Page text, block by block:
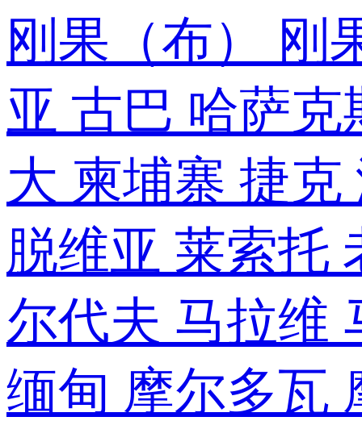
刚果（布）
刚
亚 古巴 哈萨
大 柬埔寨 捷克
脱维亚 莱索托
尔代夫 马拉维
缅甸 摩尔多瓦